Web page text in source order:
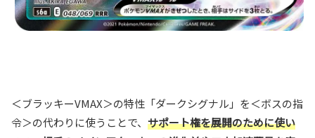
＜ブラッキーVMAX＞の特性「ダークシグナル」を＜ボスの指
令＞の代わりに使うことで、 サポート権を展開のために使い